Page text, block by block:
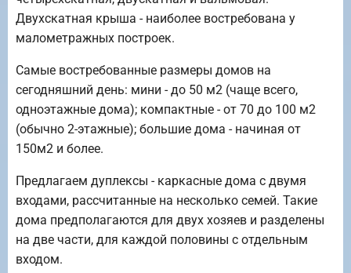
Двухскатная крыша - наиболее востребована у
малометражных построек.
Самые востребованные размеры домов на
сегодняшний день: мини - до 50 м2 (чаще всего,
одноэтажные дома); компактные - от 70 до 100 м2
(обычно 2-этажные); большие дома - начиная от
150м2 и более.
Предлагаем дуплексы - каркасные дома с двумя
входами, рассчитанные на несколько семей. Такие
дома предполагаются для двух хозяев и разделены
на две части, для каждой половины с отдельным
входом.